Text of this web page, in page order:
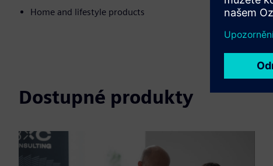
Home and lifestyle products
Dostupné produkty